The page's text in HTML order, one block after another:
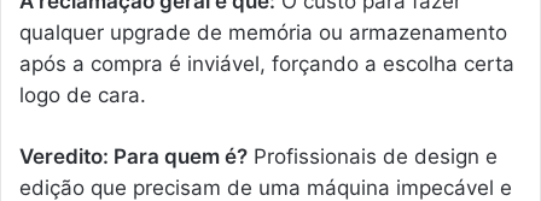
qualquer upgrade de memória ou armazenamento
após a compra é inviável, forçando a escolha certa
logo de cara.
Veredito: Para quem é? Profissionais de design e
edição que precisam de uma máquina impecável e